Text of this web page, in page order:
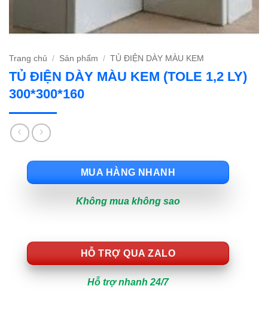
Trang chủ / Sản phẩm / TỦ ĐIỆN DÀY MÀU KEM
TỦ ĐIỆN DÀY MÀU KEM (TOLE 1,2 LY)
300*300*160
MUA HÀNG NHANH
Không mua không sao
HỖ TRỢ QUA ZALO
Hỗ trợ nhanh 24/7